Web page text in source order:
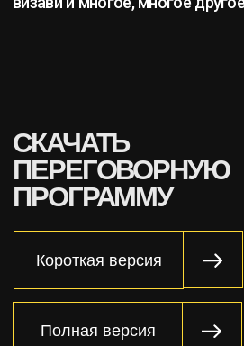
Классические тренинги
Мы создаем и проводим
профессиональные навыковые
тренинги. Проводят эксперты с
реальным опытом в бизнесе
01